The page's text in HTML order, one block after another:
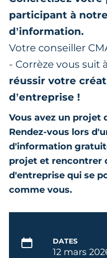
participant à
d’information.
Votre conseiller
- Corrèze vous suit
réussir votre
d’entreprise !
Vous avez un projet
Rendez-vous lors
d'information
projet et rencontrer
d'entreprise qui se
comme vous.
DATES
12 mars